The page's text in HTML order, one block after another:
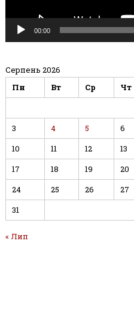
00:00
Серпень 2026
Пн
Вт Ср Чт
3
4 5 6
10
11 12 13
17
18 19 20
24
25 26 27
31
« Лип